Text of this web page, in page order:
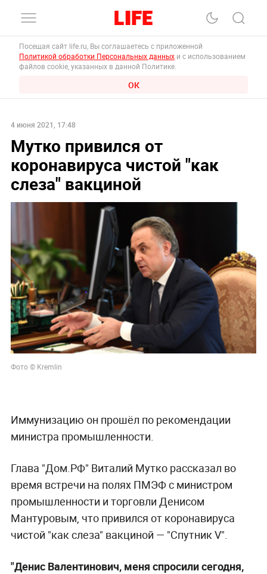
Посещая сайт life.ru, Вы соглашаетесь с приложенной
Политикой обработки Персональных данных и с использованием
файлов cookie, указанных в данной Политике.
ОК
4 июня 2021, 17:48
Мутко привился от
коронавируса чистой "как
слеза" вакциной
Фото © Kremlin
Иммунизацию он прошёл по рекомендации
министра промышленности.
Глава "Дом.РФ" Виталий Мутко рассказал во
время встречи на полях ПМЭФ с министром
промышленности и торговли Денисом
Мантуровым, что привился от коронавируса
чистой "как слеза" вакциной — "Спутник V".
"Денис Валентинович, меня спросили сегодня,